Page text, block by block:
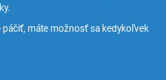
máte možnosť sa kedykoľvek